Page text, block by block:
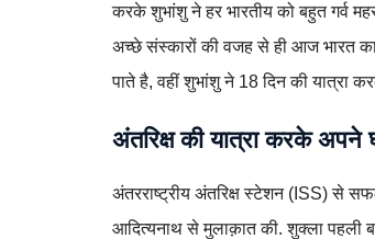
करके शुभांशु ने हर भारतीय को बहुत गर्व
अच्छे संस्कारों की वजह से ही आज भारत का
पाते है, वहीं शुभांशु ने 18 दिन की यात्रा
अंतरिक्ष की यात्रा करके
अंतरराष्ट्रीय अंतरिक्ष स्टेशन (ISS) से
आदित्यनाथ से मुलाक़ात की. शुक्ला पहली